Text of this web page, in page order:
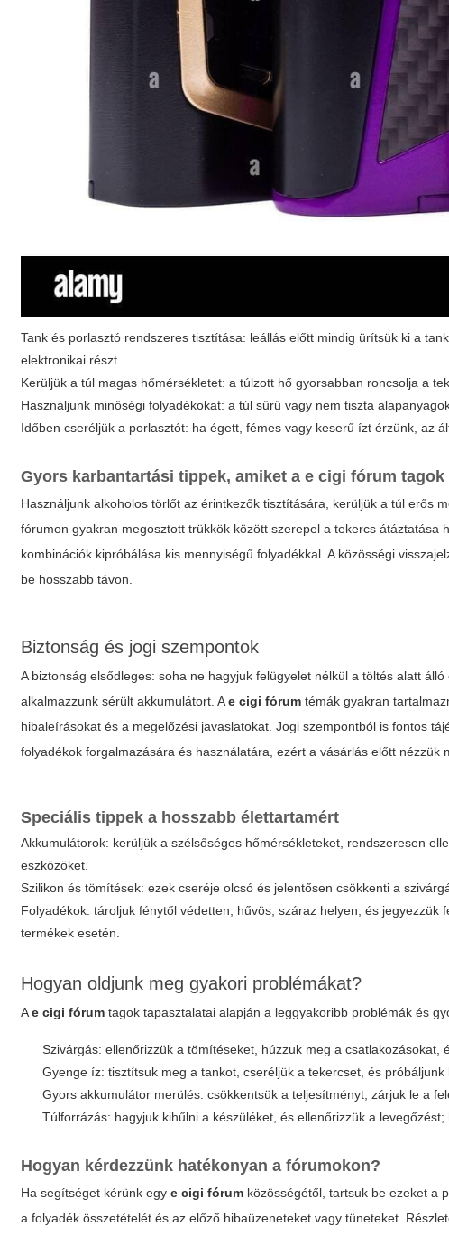
Tank és porlasztó rendszeres tisztítása: leállás előtt mindig ürítsük ki a
elektronikai részt.
Kerüljük a túl magas hőmérsékletet: a túlzott hő gyorsabban roncsolja a
Használjunk minőségi folyadékokat: a túl sűrű vagy nem tiszta
Időben cseréljük a porlasztót: ha égett, fémes vagy keserű ízt érzünk, az
Gyors karbantartási tippek, amiket ae cigi fórum tagok
Használjunk alkoholos törlőt az érintkezők tisztítására, kerüljük a túl erős
fórumon gyakran megosztott trükkök között szerepel a tekercs
kombinációk kipróbálása kis mennyiségű folyadékkal. A közösségi
be hosszabb távon.
Biztonság és jogi szempontok
A biztonság elsődleges: soha ne hagyjuk felügyelet nélkül a töltés alatt
alkalmazzunk sérült akkumulátort. Ae cigi fórum témák gyakran
hibaleírásokat és a megelőzési javaslatokat. Jogi szempontból is fontos
folyadékok forgalmazására és használatára, ezért a vásárlás előtt nézzük
Speciális tippek a hosszabb élettartamért
Akkumulátorok: kerüljük a szélsőséges hőmérsékleteket, rendszeresen
eszközöket.
Szilikon és tömítések: ezek cseréje olcsó és jelentősen csökkenti a
Folyadékok: tároljuk fénytől védetten, hűvös, száraz helyen, és
termékek esetén.
Hogyan oldjunk meg gyakori problémákat?
Ae cigi fórum tagok tapasztalatai alapján a leggyakoribb problémák és
Szivárgás: ellenőrizzük a tömítéseket, húzzuk meg a
Gyenge íz: tisztítsuk meg a tankot, cseréljük a tekercset, és
Gyors akkumulátor merülés: csökkentsük a teljesítményt, zárjuk le a
Túlforrázás: hagyjuk kihűlni a készüléket, és ellenőrizzük a
Hogyan kérdezzünk hatékonyan a fórumokon?
Ha segítséget kérünk egye cigi fórum közösségétől, tartsuk be ezeket a
a folyadék összetételét és az előző hibaüzeneteket vagy tüneteket.